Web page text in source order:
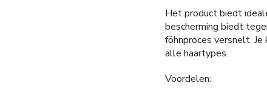
Het product biedt
bescherming biedt
föhnproces versnelt.
alle haartypes.
Voordelen: